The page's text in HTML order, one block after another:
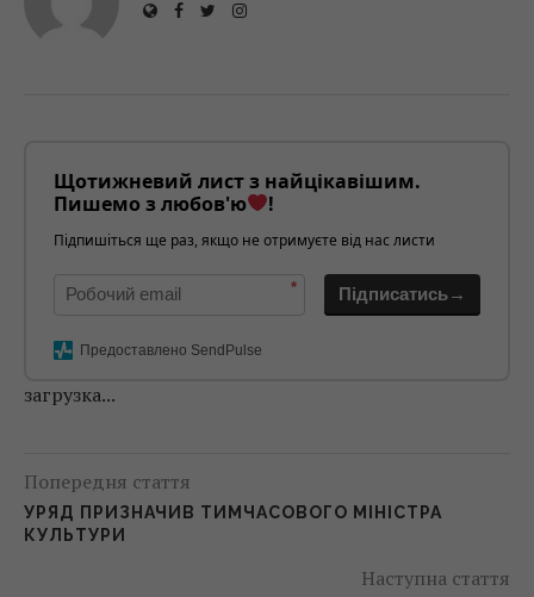
Щотижневий лист з найцікавішим.
Пишемо з любов'ю
!
Підпишіться ще раз, якщо не отримуєте від нас листи
* Підписатись→
Предоставлено SendPulse
загрузка...
Попередня стаття
УРЯД ПРИЗНАЧИВ ТИМЧАСОВОГО МІНІСТРА
КУЛЬТУРИ
Наступна стаття